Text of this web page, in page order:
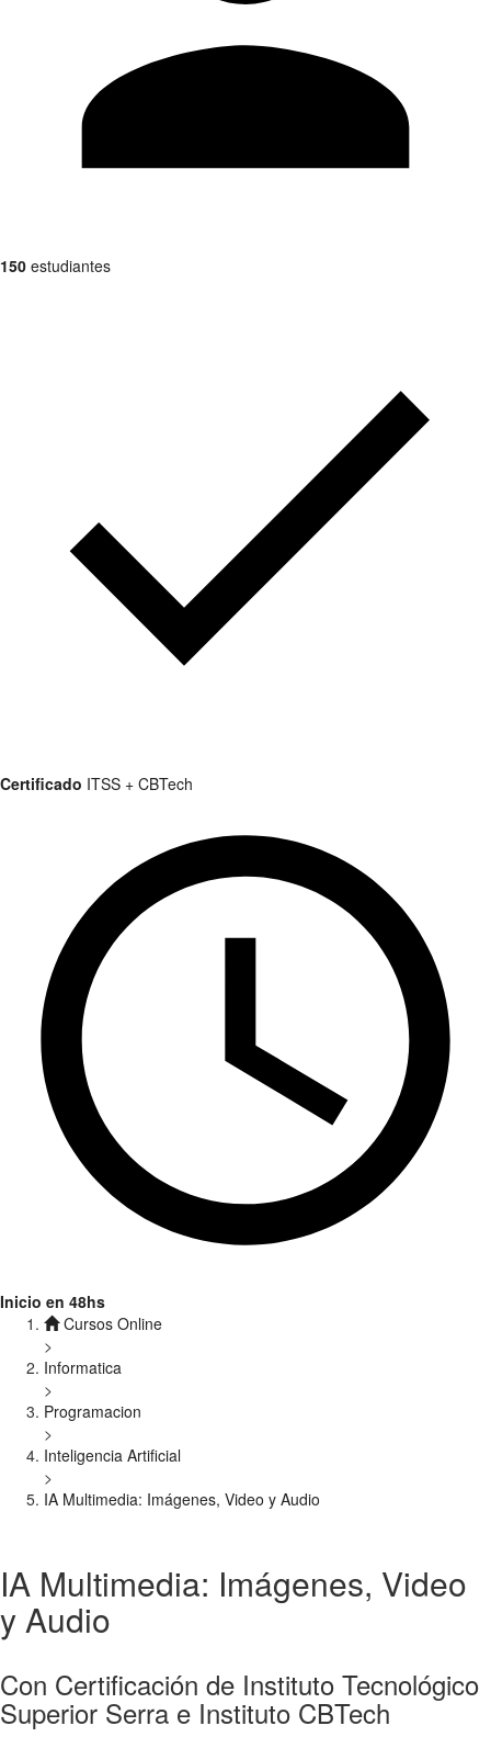
150 estudiantes
Certificado ITSS + CBTech
Inicio en 48hs
Cursos Online
>
Informatica
>
Programacion
>
Inteligencia Artificial
>
IA Multimedia: Imágenes, Video y Audio
IA Multimedia: Imágenes, Video
y Audio
Con Certificación de Instituto Tecnológico
Superior Serra e Instituto CBTech